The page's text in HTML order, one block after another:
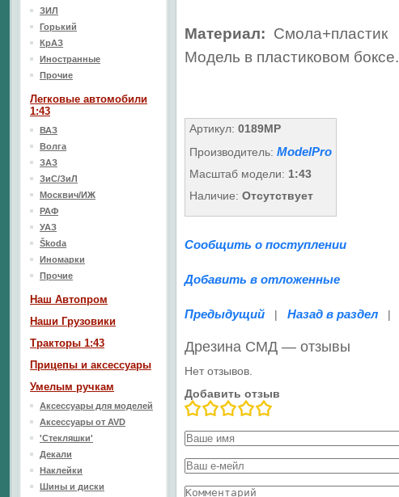
Материал: Смола+пластик
Модель в пластиковом боксе.
Артикул: 0189MP
Производитель: ModelPro
Масштаб модели: 1:43
Наличие: Отсутствует
Сообщить о поступлении
Добавить в отложенные
Предыдущий | Назад в раздел |
Дрезина СМД — отзывы
Нет отзывов.
Добавить отзыв
ЗИЛ
Горький
КрАЗ
Иностранные
Прочие
Легковые автомобили
1:43
ВАЗ
Волга
ЗАЗ
ЗиС/ЗиЛ
Москвич/ИЖ
РАФ
УАЗ
Škoda
Иномарки
Прочие
Наш Aвтопром
Наши Грузовики
Тракторы 1:43
Прицепы и аксессуары
Умелым ручкам
Аксессуары для моделей
Аксессуары от AVD
'Стекляшки'
Декали
Наклейки
Шины и диски